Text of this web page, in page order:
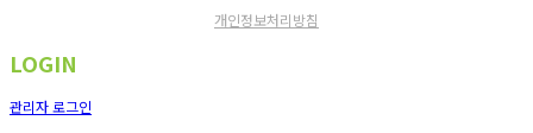
개인정보처리방침
LOGIN
관리자 로그인